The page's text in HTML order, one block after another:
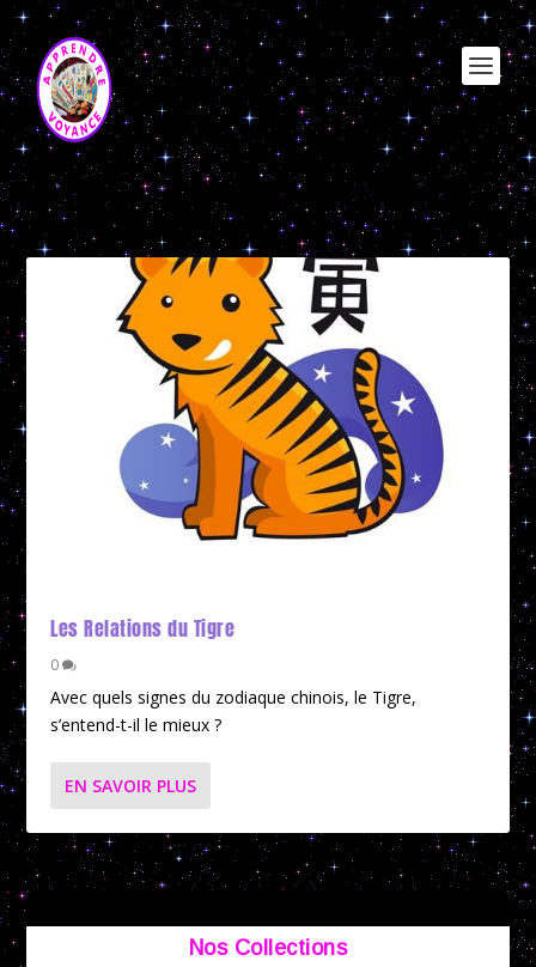
Étiquette :le tigre avec qui il ne
s’entend pas
Les Relations du Tigre
0
Avec quels signes du zodiaque chinois, le Tigre,
s’entend-t-il le mieux ?
EN SAVOIR PLUS
Nos Collections